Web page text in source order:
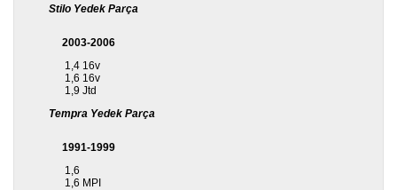
Stilo Yedek Parça
2003-2006
1,4 16v
1,6 16v
1,9 Jtd
Tempra Yedek Parça
1991-1999
1,6
1,6 MPI